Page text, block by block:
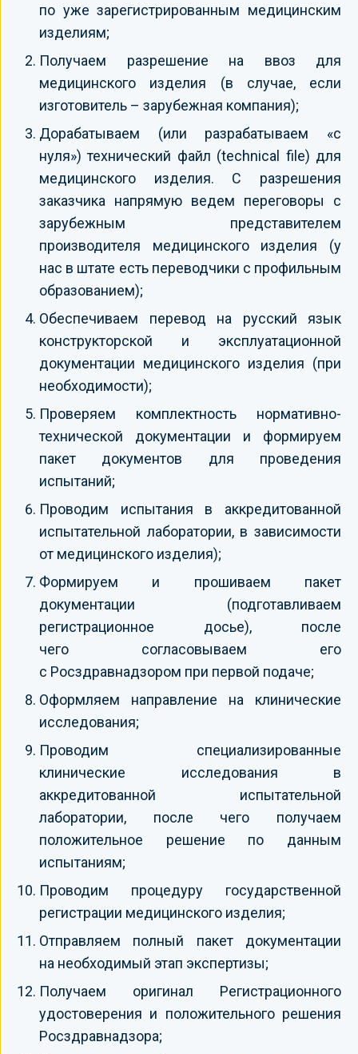
по уже зарегистрированным медицинским
изделиям;
Получаем разрешение на ввоз для
медицинского изделия (в случае, если
изготовитель – зарубежная компания);
Дорабатываем (или разрабатываем «с
нуля») технический файл (technical file) для
медицинского изделия. С разрешения
заказчика напрямую ведем переговоры с
зарубежным представителем
производителя медицинского изделия (у
нас в штате есть переводчики с профильным
образованием);
Обеспечиваем перевод на русский язык
конструкторской и эксплуатационной
документации медицинского изделия (при
необходимости);
Проверяем комплектность нормативно-
технической документации и формируем
пакет документов для проведения
испытаний;
Проводим испытания в аккредитованной
испытательной лаборатории, в зависимости
от медицинского изделия);
Формируем и прошиваем пакет
документации (подготавливаем
регистрационное досье), после
чего согласовываем его
с Росздравнадзором при первой подаче;
Оформляем направление на клинические
исследования;
Проводим специализированные
клинические исследования в
аккредитованной испытательной
лаборатории, после чего получаем
положительное решение по данным
испытаниям;
Проводим процедуру государственной
регистрации медицинского изделия;
Отправляем полный пакет документации
на необходимый этап экспертизы;
Получаем оригинал Регистрационного
удостоверения и положительного решения
Росздравнадзора;